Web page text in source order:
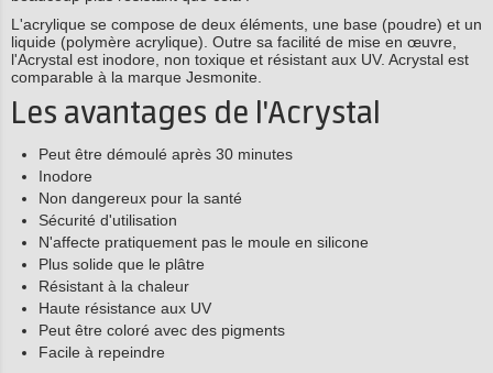
L'acrylique se compose de deux éléments, une base (poudre) et un
liquide (polymère acrylique). Outre sa facilité de mise en œuvre,
l'Acrystal est inodore, non toxique et résistant aux UV. Acrystal est
comparable à la marque Jesmonite.
Les avantages de l'Acrystal
Peut être démoulé après 30 minutes
Inodore
Non dangereux pour la santé
Sécurité d'utilisation
N'affecte pratiquement pas le moule en silicone
Plus solide que le plâtre
Résistant à la chaleur
Haute résistance aux UV
Peut être coloré avec des pigments
Facile à repeindre